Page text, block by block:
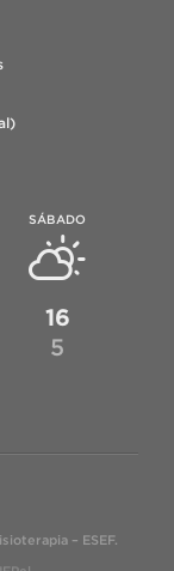
SÁBADO
16
5
– ESEF.